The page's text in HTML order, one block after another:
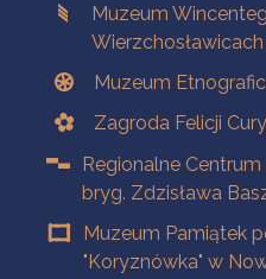
Muzeum
Wierzchosławicach
Muzeum
Zagroda Felicji
Regionalne
bryg. Zdzisława
Muzeum Pamiątek
"Koryznówka" w